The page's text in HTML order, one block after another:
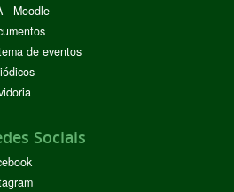
- Moodle
de eventos
Sociais